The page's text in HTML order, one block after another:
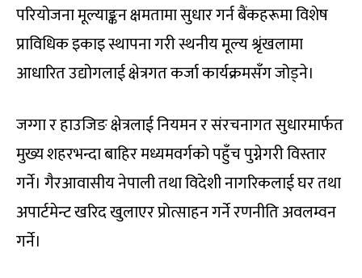
परियोजना मूल्याङ्कन क्षमतामा सुधार गर्न बैंकहरूमा विशेष
प्राविधिक इकाइ स्थापना गरी स्थनीय मूल्य श्रृंखलामा
आधारित उद्योगलाई क्षेत्रगत कर्जा कार्यक्रमसँग जोड्ने।
जग्गा र हाउजिङ क्षेत्रलाई नियमन र संरचनागत सुधारमार्फत
मुख्य शहरभन्दा बाहिर मध्यमवर्गको पहुँच पुग्नेगरी विस्तार
गर्ने। गैरआवासीय नेपाली तथा विदेशी नागरिकलाई घर तथा
अपार्टमेन्ट खरिद खुलाएर प्रोत्साहन गर्ने रणनीति अवलम्वन
गर्ने।